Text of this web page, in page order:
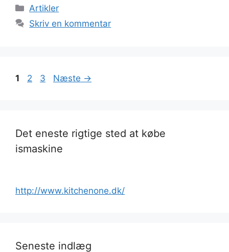
Kategorier
Artikler
Skriv en kommentar
Side
1 Side
2 Side
3 Næste →
Det eneste rigtige sted at købe
ismaskine
http://www.kitchenone.dk/
Seneste indlæg